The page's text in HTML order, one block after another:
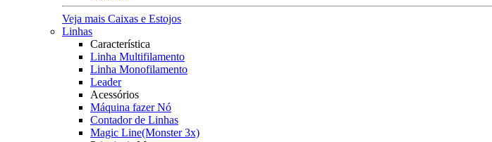
Veja mais Caixas e Estojos
Linhas
Característica
Linha Multifilamento
Linha Monofilamento
Leader
Acessórios
Máquina fazer Nó
Contador de Linhas
Magic Line(Monster 3x)